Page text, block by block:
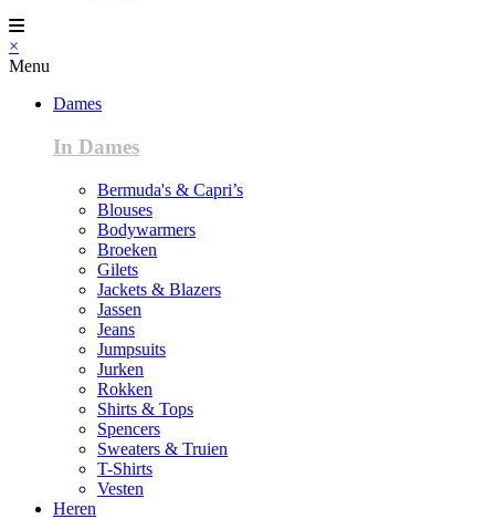
×
Menu
Dames
In Dames
Bermuda's & Capri’s
Blouses
Bodywarmers
Broeken
Gilets
Jackets & Blazers
Jassen
Jeans
Jumpsuits
Jurken
Rokken
Shirts & Tops
Spencers
Sweaters & Truien
T-Shirts
Vesten
Heren